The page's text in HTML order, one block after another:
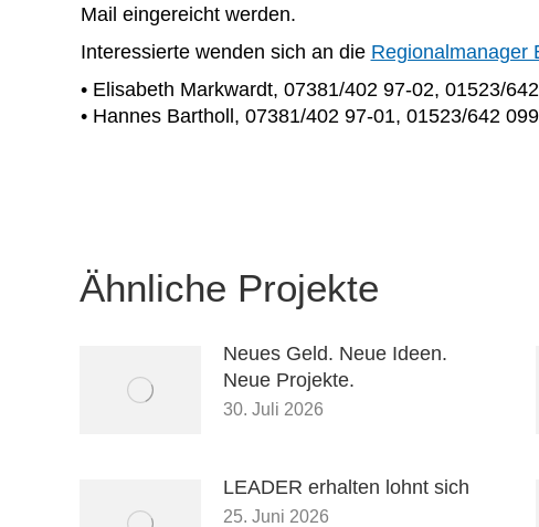
Mail eingereicht werden.
Interessierte wenden sich an die Regionalmanager
• Elisabeth Markwardt, 07381/402 97-02, 01523/
• Hannes Bartholl, 07381/402 97-01, 01523/642
Ähnliche Projekte
Neues Geld. Neue Ideen.
Neue Projekte.
30. Juli 2026
LEADER erhalten lohnt sich
25. Juni 2026